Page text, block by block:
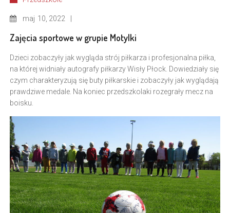
maj 10, 2022
Zajęcia sportowe w grupie Motylki
Dzieci zobaczyły jak wygląda strój piłkarza i profesjonalna piłka,
na której widniały autografy piłkarzy Wisły Płock. Dowiedziały się
czym charakteryzują się buty piłkarskie i zobaczyły jak wyglądają
prawdziwe medale. Na koniec przedszkolaki rozegrały mecz na
boisku.